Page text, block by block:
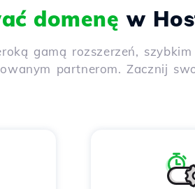
domenę w
gamą rozszerzeń,
partnerom. Zacznij